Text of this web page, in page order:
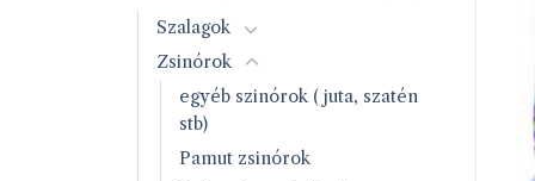
Szalagok
Zsinórok
egyéb szinórok ( juta, szatén
stb)
Pamut zsinórok